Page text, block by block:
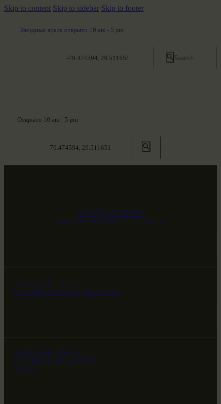
Skip to content Skip to sidebar Skip to footer
Звездные врата открыто 10 am - 5 pm
-79.474594, 29.511651
Открыто 10 am - 5 pm
-79.474594, 29.511651
ЗВЕЗДНЫЕ ВРАТА
НАШ МИР ВЧЕРА СЕГОДНЯ И ЗАВТРА
ЗВЕЗДНЫЕ ВРАТА
НАШ МИР ВЧЕРА СЕГОДНЯ И ЗАВТРА
ЗВЕЗДНЫЕ ВРАТА
НАШ МИР ВЧЕРА СЕГОДНЯ И
ЗАВТРА